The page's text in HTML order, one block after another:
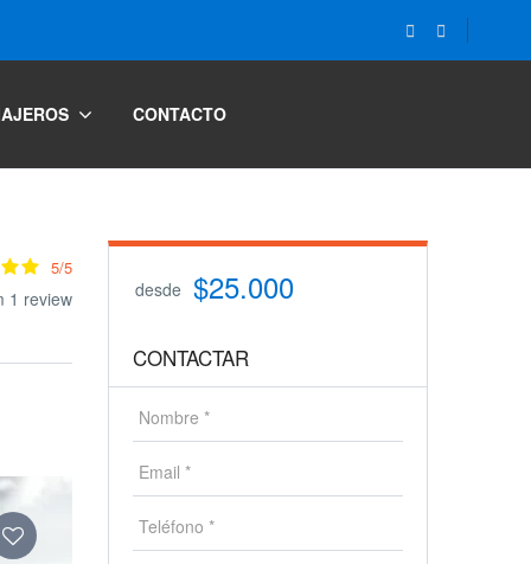
CONTACTO
5/5
1 review desde $25.000
CONTACTAR